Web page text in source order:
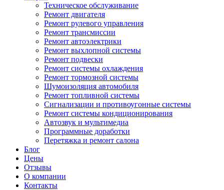
Техническое обслуживание
Ремонт двигателя
Ремонт рулевого управления
Ремонт трансмиссии
Ремонт автоэлектрики
Ремонт выхлопной системы
Ремонт подвески
Ремонт системы охлаждения
Ремонт тормозной системы
Шумоизоляция автомобиля
Ремонт топливной системы
Сигнализации и противоугонные системы
Ремонт системы кондиционирования
Автозвук и мультимедиа
Программные доработки
Перетяжка и ремонт салона
Блог
Цены
Отзывы
О компании
Контакты